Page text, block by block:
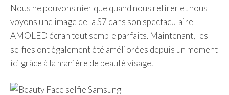
Nous ne pouvons nier que quand nous retirer et nous
voyons une image de la S7 dans son spectaculaire
AMOLED écran tout semble parfaits. Maintenant, les
selfies ont également été améliorées depuis un moment
ici grâce à la manière de beauté visage.